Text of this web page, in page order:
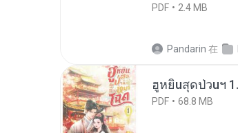
PDF
2.4 MB
Pandarin 在
ฮูหยิuสุดป่วuฯ
PDF 68.8 MB